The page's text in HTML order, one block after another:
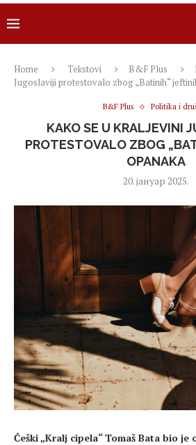
Home Tekstovi B&F Plus
Jugoslaviji protestovalo zbog „Batinih“
B&F Plus Politika i
KAKO SE U KRALJEVINI
PROTESTOVALO ZBOG
OPANAKA
20. јануар 2025.
Češki „Kralj cipela“ Tomaš Bata bio